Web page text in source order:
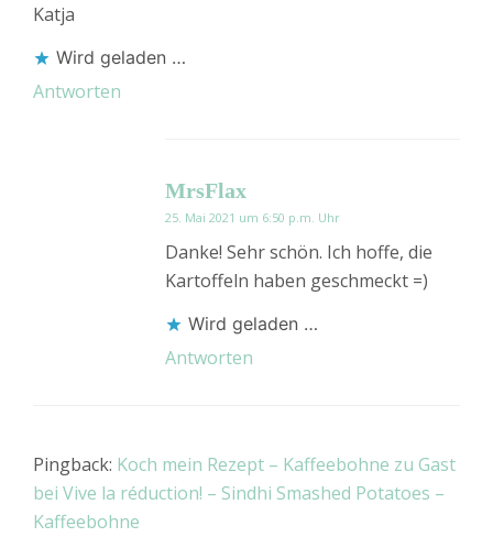
Katja
Wird geladen …
Antworten
MrsFlax
25. Mai 2021 um 6:50 p.m. Uhr
Danke! Sehr schön. Ich hoffe, die
Kartoffeln haben geschmeckt =)
Wird geladen …
Antworten
Pingback: Koch mein Rezept – Kaffeebohne zu Gast
bei Vive la réduction! – Sindhi Smashed Potatoes –
Kaffeebohne